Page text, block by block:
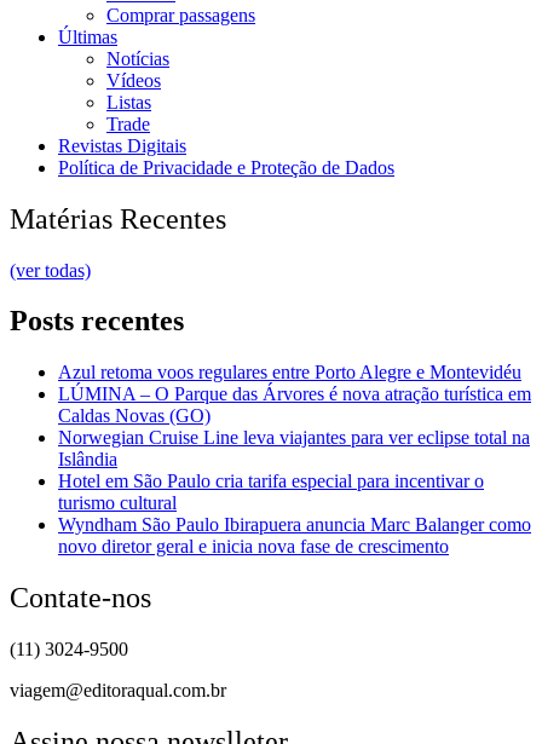
Comprar passagens
Últimas
Notícias
Vídeos
Listas
Trade
Revistas Digitais
Política de Privacidade e Proteção de Dados
Matérias Recentes
(ver todas)
Posts recentes
Azul retoma voos regulares entre Porto Alegre e Montevidéu
LÚMINA – O Parque das Árvores é nova atração turística em
Caldas Novas (GO)
Norwegian Cruise Line leva viajantes para ver eclipse total na
Islândia
Hotel em São Paulo cria tarifa especial para incentivar o
turismo cultural
Wyndham São Paulo Ibirapuera anuncia Marc Balanger como
novo diretor geral e inicia nova fase de crescimento
Contate-nos
(11) 3024-9500
viagem@editoraqual.com.br